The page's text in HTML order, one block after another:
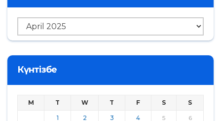
Мұрағат
Күнтізбе
M T W T F S S
1 2 3 4 5 6